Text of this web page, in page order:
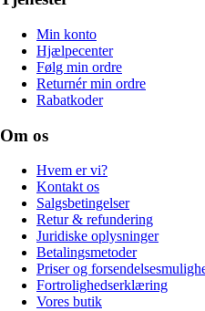
Min konto
Hjælpecenter
Følg min ordre
Returnér min ordre
Rabatkoder
Om os
Hvem er vi?
Kontakt os
Salgsbetingelser
Retur & refundering
Juridiske oplysninger
Betalingsmetoder
Priser og
Fortrolighedserklæring
Vores butik